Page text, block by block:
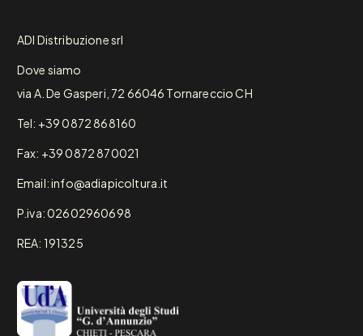
ADI Distribuzione srl
Dove siamo
via A. De Gasperi, 72 66046 Tornareccio CH
Tel: +39 0872 868160
Fax: +39 0872 870021
Email: info@adiapicoltura.it
P.iva: 02602960698
REA: 191325